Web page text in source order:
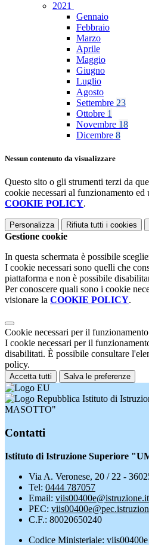
2021
Gennaio
Febbraio
Marzo
Aprile
Maggio
Giugno
Luglio
Agosto
Settembre 23
Ottobre 1
Novembre 18
Dicembre 8
Nessun contenuto da visualizzare
Questo sito o gli strumenti terzi da
cookie necessari al funzionamento
COOKIE POLICY.
Personalizza Rifiuta tutti i cookies
Gestione cookie
In questa schermata è possibile
I cookie necessari sono quelli che
piattaforma e non è possibile
Per conoscere quali sono i cookie
visionare la COOKIE POLICY.
Cookie necessari per il funzionamento
I cookie necessari per il
disabilitati. È possibile consultare
policy.
Accetta tutti Salva le preferenze
Istituto di
MASOTTO"
Contatti
Istituto di Istruzione Superiore
Via A. Veronese, 20 / 22 -
Tel: 0444 787057
Email: viis00400e@istruzione.it
PEC:
C.F.: 80020650240
Codice Ministeriale: viis00400e